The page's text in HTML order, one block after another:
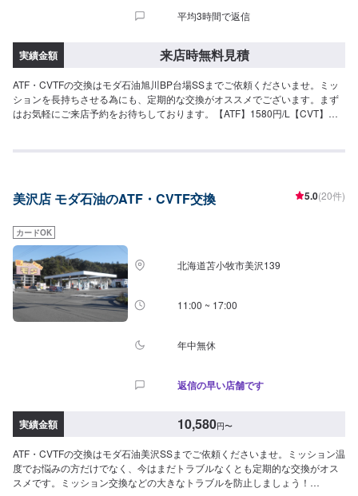
平均3時間で返信
実績金額 来店時無料見積
ATF・CVTFの交換はモダ石油旭川BP台場SSまでご依頼くださいませ。ミッ
ションを長持ちさせる為にも、定期的な交換がオススメでございます。まず
はお気軽にご来店予約をお待ちしております。【ATF】1580円/L【CVT】
美沢店 モダ石油のATF・CVTF交換 5.0(20件)
カードOK
北海道苫小牧市美沢139
11:00 ~ 17:00
年中無休
返信の早い店舗です
実績金額 10,580円〜
ATF・CVTFの交換はモダ石油美沢SSまでご依頼くださいませ。ミッション温
度でお悩みの方だけでなく、今はまだトラブルなくとも定期的な交換がオス
スメです。ミッション交換などの大きなトラブルを防止しましょう！